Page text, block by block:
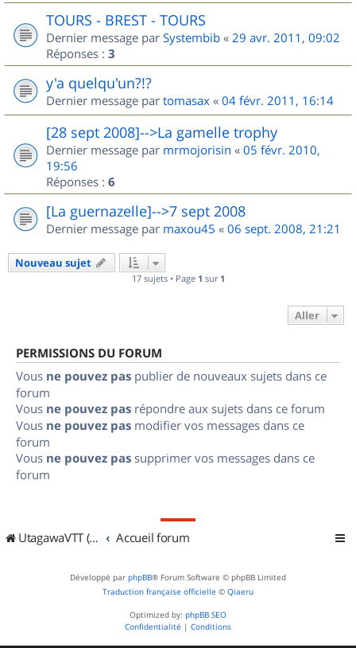
TOURS - BREST - TOURS
Dernier message par Systembib « 29 avr. 2011, 09:02
Réponses : 3
y'a quelqu'un?!?
Dernier message par tomasax « 04 févr. 2011, 16:14
[28 sept 2008]-->La gamelle trophy
Dernier message par mrmojorisin « 05 févr. 2010,
19:56
Réponses : 6
[La guernazelle]-->7 sept 2008
Dernier message par maxou45 « 06 sept. 2008, 21:21
Nouveau sujet
17 sujets • Page 1 sur 1
Aller
PERMISSIONS DU FORUM
Vous ne pouvez pas publier de nouveaux sujets dans ce
forum
Vous ne pouvez pas répondre aux sujets dans ce forum
Vous ne pouvez pas modifier vos messages dans ce
forum
Vous ne pouvez pas supprimer vos messages dans ce
forum
UtagawaVTT (Randos VTT et VTTAE avec traces GPS) Accueil forum
Développé par phpBB® Forum Software © phpBB Limited
Traduction française officielle © Qiaeru
Optimized by: phpBB SEO
Confidentialité | Conditions